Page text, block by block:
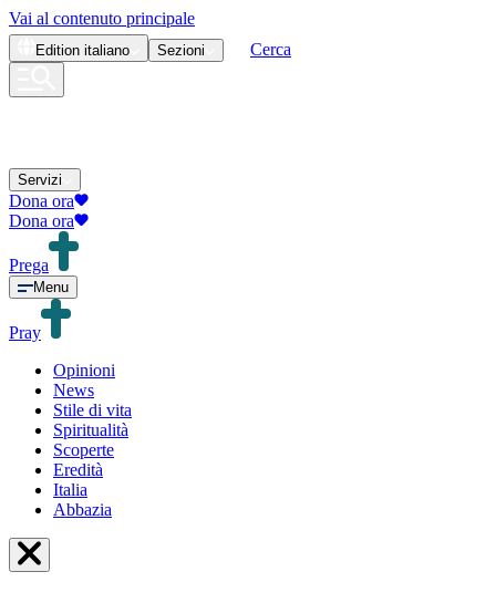
Vai al contenuto principale
Edition italiano Sezioni Cerca
Servizi
Dona ora
Dona ora
Prega
Menu
Pray
Opinioni
News
Stile di vita
Spiritualità
Scoperte
Eredità
Italia
Abbazia